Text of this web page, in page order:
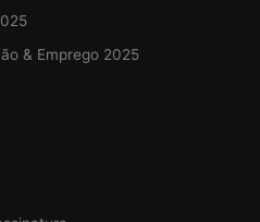
& Emprego 2025